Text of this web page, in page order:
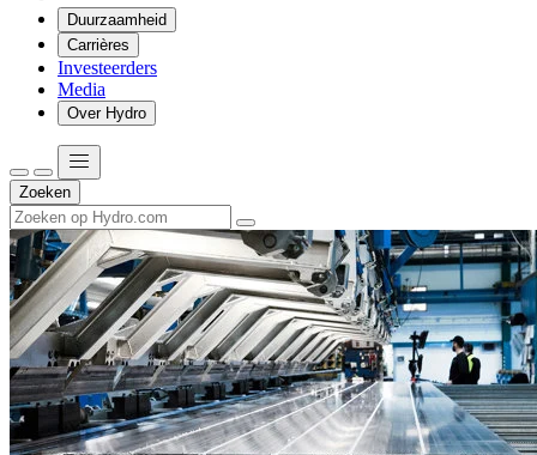
Duurzaamheid
Carrières
Investeerders
Media
Over Hydro
Zoeken